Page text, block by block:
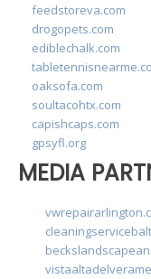
feedstoreva.com
drogopets.com
ediblechalk.com
oaksofa.com
soultacohtx.com
capishcaps.com
gpsyfl.org
MEDIA